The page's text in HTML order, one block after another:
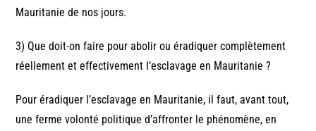
Mauritanie de nos jours.
3) Que doit-on faire pour abolir ou éradiquer complètement
réellement et effectivement l’esclavage en Mauritanie ?
Pour éradiquer l’esclavage en Mauritanie, il faut, avant tout,
une ferme volonté politique d’affronter le phénomène, en